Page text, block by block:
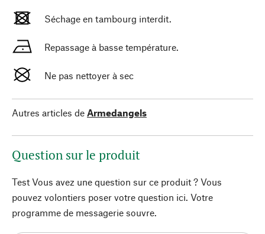
Séchage en tambourg interdit.
Repassage à basse température.
Ne pas nettoyer à sec
Autres articles de Armedangels
Question sur le produit
Test Vous avez une question sur ce produit ? Vous
pouvez volontiers poser votre question ici. Votre
programme de messagerie souvre.